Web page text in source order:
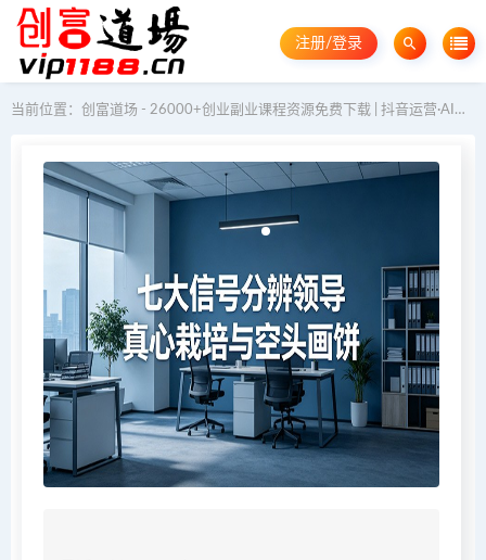
注册/登录
当前位置： 创富道场 - 26000+创业副业课程资源免费下载 | 抖音运营·AI教程·GEO优化